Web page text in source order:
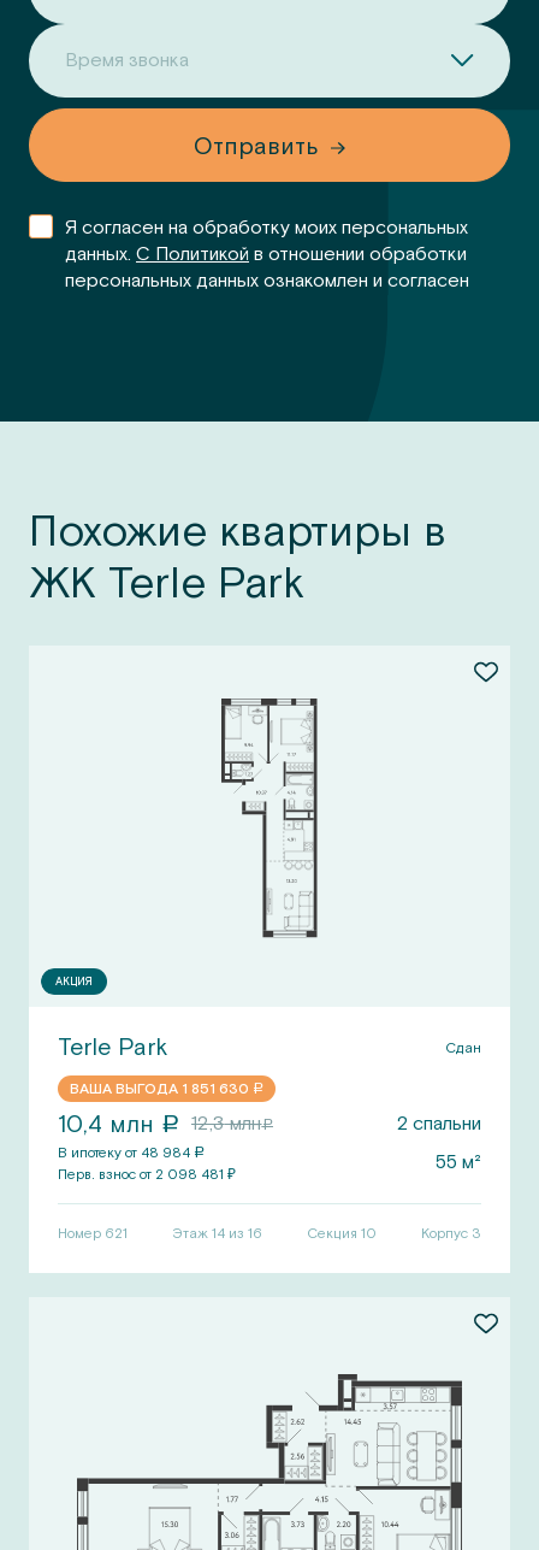
Время звонка
Отправить
Я согласен на обработку моих персональных
данных. С Политикой в отношении обработки
персональных данных ознакомлен и согласен
Похожие квартиры в
ЖК Terle Park
АКЦИЯ
Terle Park Сдан
ВАША ВЫГОДА 1 851 630 a
10,4 млн a 12,3млнa 2 спальни
В ипотеку от 48 984 a
Перв. взнос от 2 098 481 ₽ 55 м²
Номер 621 Этаж 14 из 16 Секция 10 Корпус 3